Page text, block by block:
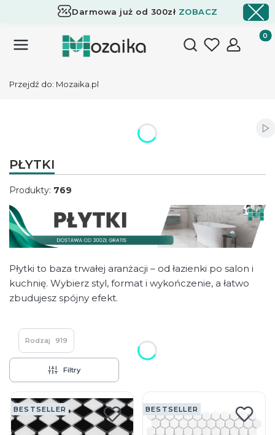
Darmowa już od 300zł ZOBACZ
Dostawa już od 300zł
Otwórz
Przejdź do: Mozaika.pl
PŁYTKI
Produkty: 769
Płytki to baza trwałej aranżacji – od łazienki po salon i
kuchnię. Wybierz styl, format i wykończenie, a łatwo
zbudujesz spójny efekt.
Rodzaj 919
Filtry
Lista produktów
BESTSELLER BESTSELLER